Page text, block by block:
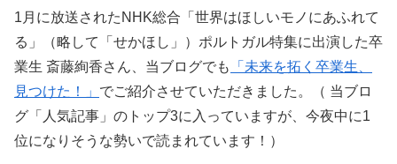
1月に放送されたNHK総合「世界はほしいモノにあふれて
る」（略して「せかほし」）ポルトガル特集に出演した卒
業生 斎藤絢香さん、当ブログでも
「未来を拓く卒業生、
見つけた！」 でご紹介させていただきました。（ 当ブロ
グ「人気記事」のトップ3に入っていますが、今夜中に1
位になりそうな勢いで読まれています！）